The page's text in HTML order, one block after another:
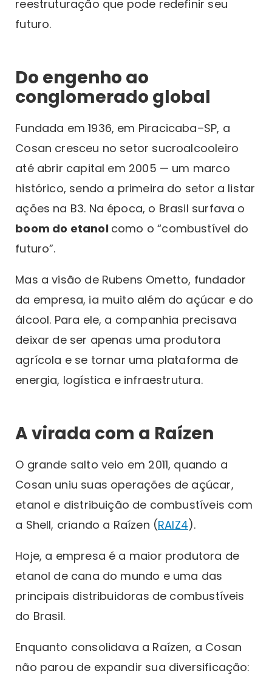
reestruturação que pode redefinir seu
futuro.
Do engenho ao
conglomerado global
Fundada em 1936, em Piracicaba–SP, a
Cosan cresceu no setor sucroalcooleiro
até abrir capital em 2005 — um marco
histórico, sendo a primeira do setor a listar
ações na B3. Na época, o Brasil surfava o
boom do etanol como o “combustível do
futuro”.
Mas a visão de Rubens Ometto, fundador
da empresa, ia muito além do açúcar e do
álcool. Para ele, a companhia precisava
deixar de ser apenas uma produtora
agrícola e se tornar uma plataforma de
energia, logística e infraestrutura.
A virada com a Raízen
O grande salto veio em 2011, quando a
Cosan uniu suas operações de açúcar,
etanol e distribuição de combustíveis com
a Shell, criando a Raízen (RAIZ4).
Hoje, a empresa é a maior produtora de
etanol de cana do mundo e uma das
principais distribuidoras de combustíveis
do Brasil.
Enquanto consolidava a Raízen, a Cosan
não parou de expandir sua diversificação: